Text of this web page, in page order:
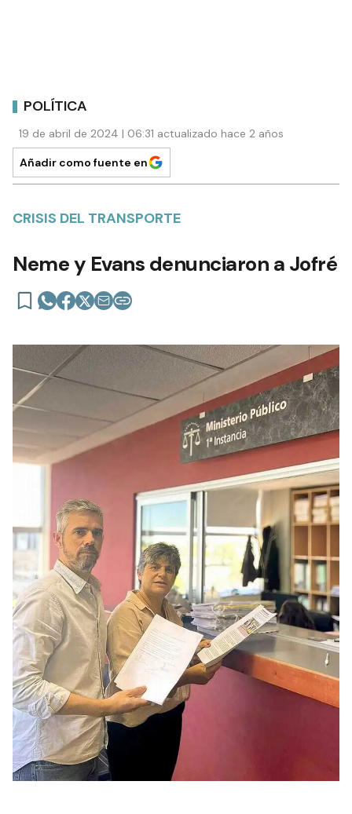
POLÍTICA
19 de abril de 2024 | 06:31 actualizado hace 2 años
Añadir como fuente en
CRISIS DEL TRANSPORTE
Neme y Evans denunciaron a Jofré